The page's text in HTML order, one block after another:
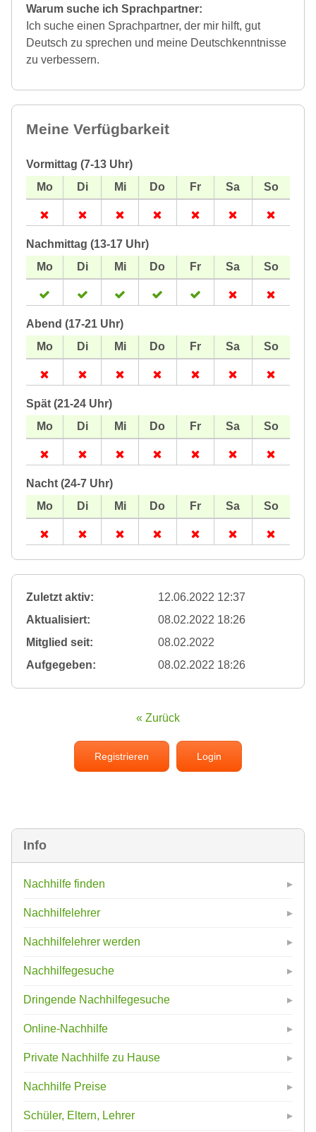
Info
Nachhilfe finden
Nachhilfelehrer
Nachhilfelehrer werden
Nachhilfegesuche
Dringende Nachhilfegesuche
Online-Nachhilfe
Private Nachhilfe zu Hause
Nachhilfe Preise
Schüler, Eltern, Lehrer
Warum suche ich Sprachpartner:
Ich suche einen Sprachpartner, der mir hilft, gut
Deutsch zu sprechen und meine Deutschkenntnisse
zu verbessern.
Meine Verfügbarkeit
Vormittag (7-13 Uhr)
Nachmittag (13-17 Uhr)
Abend (17-21 Uhr)
Spät (21-24 Uhr)
Nacht (24-7 Uhr)
Zuletzt aktiv:
12.06.2022 12:37
Aktualisiert:
08.02.2022 18:26
Mitglied seit:
08.02.2022
Aufgegeben:
08.02.2022 18:26
« Zurück
Registrieren Login